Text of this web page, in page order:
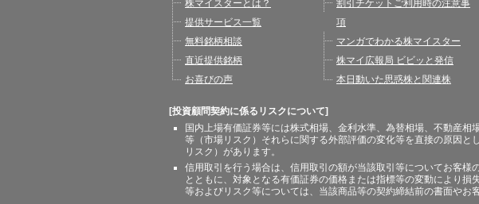
株マイスターとは？
提供サービス一覧
無料銘柄相談
直近提供銘柄
お喜びの声
割引チケットご利用時の注意事
項
マンガでわかる株マイスター
株マイ広報局 ビビッと発信
本日動いた思惑株と関連株
[投資顧問契約に係るリスクについて]
国内上場有価証券等には株式相場、金利水準、為替相場、不動産
等（市場リスク）それらに関する外部評価の変化等を直接の原因
リスク）があります。
信用取引を行う場合は、信用取引の額が当該取引等についてお客
とともに、対象となる有価証券の価格または指標等の変動により
等およびリスク等については、当該商品等の契約締結前の書面やお